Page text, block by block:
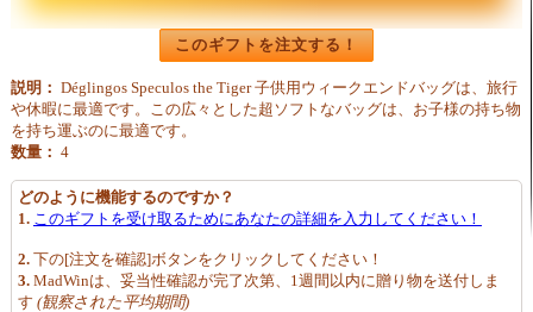
このギフトを注文する！
説明： Déglingos Speculos the Tiger 子供用ウィークエンドバッグは、旅行
や休暇に最適です。この広々とした超ソフトなバッグは、お子様の持ち物
を持ち運ぶのに最適です。
数量： 4
どのように機能するのですか？
1. このギフトを受け取るためにあなたの詳細を入力してください！
2.下の[注文を確認]ボタンをクリックしてください！
3.MadWinは、妥当性確認が完了次第、1週間以内に贈り物を送付しま
す (観察された平均期間)